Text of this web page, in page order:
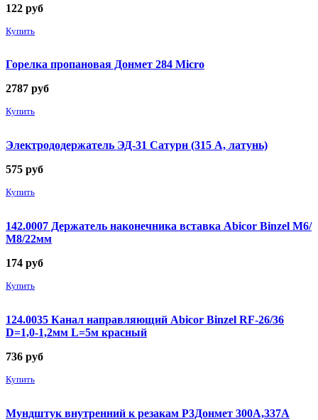
122 руб
Купить
Горелка пропановая Донмет 284 Micro
2787 руб
Купить
Электрододержатель ЭД-31 Сатурн (315 А, латунь)
575 руб
Купить
142.0007 Держатель наконечника вставка Abicor Binzel М6/
М8/22мм
174 руб
Купить
124.0035 Канал направляющий Abicor Binzel RF-26/36
D=1,0-1,2мм L=5м красный
736 руб
Купить
Мундштук внутренний к резакам Р3Донмет 300А,337А